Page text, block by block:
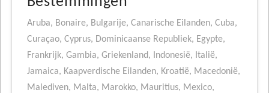
Aruba, Bonaire, Bulgarije, Canarische Eilanden, Cuba,
Curaçao, Cyprus, Dominicaanse Republiek, Egypte,
Frankrijk, Gambia, Griekenland, Indonesië, Italië,
Jamaica, Kaapverdische Eilanden, Kroatië, Macedonië,
Malediven, Malta, Marokko, Mauritius, Mexico,